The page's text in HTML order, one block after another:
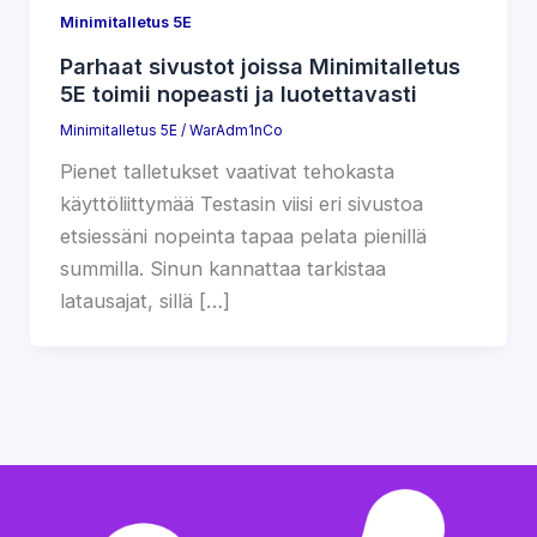
Minimitalletus 5E
Parhaat sivustot joissa Minimitalletus
5E toimii nopeasti ja luotettavasti
Minimitalletus 5E/ WarAdm1nCo
Pienet talletukset vaativat tehokasta
käyttöliittymää Testasin viisi eri sivustoa
etsiessäni nopeinta tapaa pelata pienillä
summilla. Sinun kannattaa tarkistaa
latausajat, sillä […]